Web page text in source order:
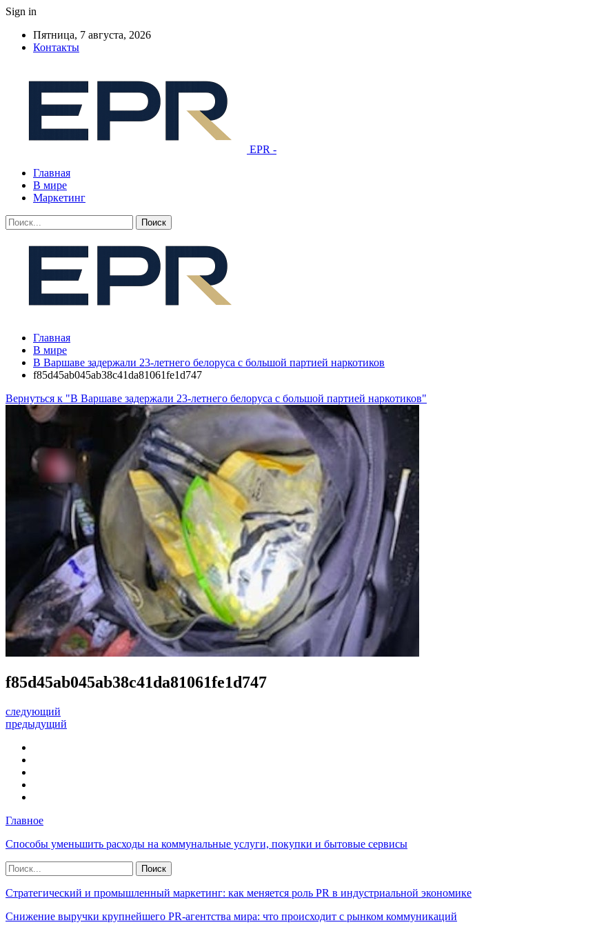
Sign in
Пятница, 7 августа, 2026
Контакты
EPR -
Главная
В мире
Маркетинг
Главная
В мире
В Варшаве задержали 23-летнего белоруса с большой партией наркотиков
f85d45ab045ab38c41da81061fe1d747
Вернуться к "В Варшаве задержали 23-летнего белоруса с большой партией наркотиков"
f85d45ab045ab38c41da81061fe1d747
следующий
предыдущий
Главное
Способы уменьшить расходы на коммунальные услуги, покупки и бытовые сервисы
Стратегический и промышленный маркетинг: как меняется роль PR в индустриальной экономике
Снижение выручки крупнейшего PR-агентства мира: что происходит с рынком коммуникаций